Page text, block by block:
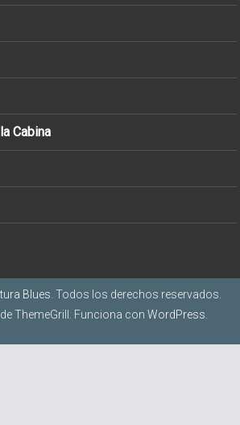
Cabina
Blues . Todos los derechos reservados.
de ThemeGrill. Funciona con WordPress